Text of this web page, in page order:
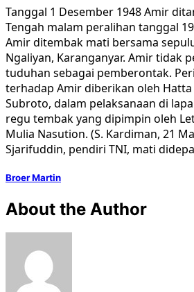
Tanggal 1 Desember 1948 Amir
Tengah malam peralihan tanggal
Amir ditembak mati bersama
Ngaliyan, Karanganyar. Amir tidak
tuduhan sebagai pemberontak.
terhadap Amir diberikan oleh
Subroto, dalam pelaksanaan di
regu tembak yang dipimpin oleh
Mulia Nasution. (S. Kardiman, 21
Sjarifuddin, pendiri TNI, mati
Broer Martin
About the Author